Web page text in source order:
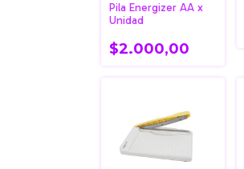
Pila Energizer AA x
Unidad
$2.000,00